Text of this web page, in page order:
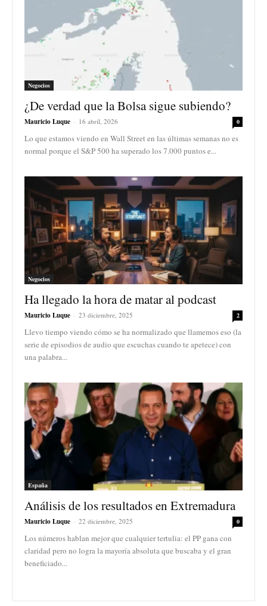
Negocios
¿De verdad que la Bolsa sigue subiendo?
Mauricio Luque - 16 abril, 2026 0
Lo que estamos viendo en Wall Street en las últimas semanas no es
normal porque el S&P 500 ha superado los 7.000 puntos e...
Negocios
Ha llegado la hora de matar al podcast
Mauricio Luque - 23 diciembre, 2025 2
Llevo tiempo viendo cómo se ha normalizado que llamemos eso (la
serie de episodios de audio que escuchas cuando te apetece) con
una palabra...
España
Análisis de los resultados en Extremadura
Mauricio Luque - 22 diciembre, 2025 0
Los números hablan mejor que cualquier tertulia: el PP gana con
claridad pero no logra la mayoría absoluta que buscaba y el gran
beneficiado...